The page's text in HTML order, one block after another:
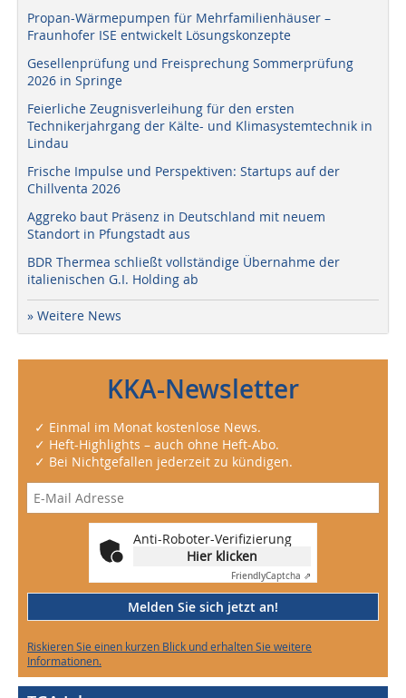
Propan-Wärmepumpen für Mehrfamilienhäuser –
Fraunhofer ISE entwickelt Lösungskonzepte
Gesellenprüfung und Freisprechung Sommerprüfung
2026 in Springe
Feierliche Zeugnisverleihung für den ersten
Technikerjahrgang der Kälte- und Klimasystemtechnik in
Lindau
Frische Impulse und Perspektiven: Startups auf der
Chillventa 2026
Aggreko baut Präsenz in Deutschland mit neuem
Standort in Pfungstadt aus
BDR Thermea schließt vollständige Übernahme der
italienischen G.I. Holding ab
» Weitere News
KKA-Newsletter
✓ Einmal im Monat kostenlose News.
✓ Heft-Highlights – auch ohne Heft-Abo.
✓ Bei Nichtgefallen jederzeit zu kündigen.
Anti-Roboter-Verifizierung
Hier klicken
FriendlyCaptcha ⇗
Melden Sie sich jetzt an!
Riskieren Sie einen kurzen Blick und erhalten Sie weitere
Informationen.